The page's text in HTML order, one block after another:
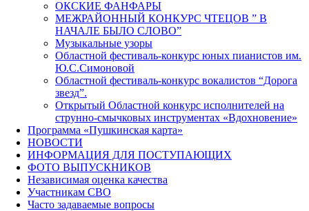
ОКСКИЕ ФАНФАРЫ
МЕЖРАЙОННЫЙ КОНКУРС ЧТЕЦОВ ” В
НАЧАЛЕ БЫЛО СЛОВО”
Музыкальные узоры
Областной фестиваль-конкурс юных пианистов им.
Ю.С.Симоновой
Областной фестиваль-конкурс вокалистов “Дорога
звезд”.
Открытый Областной конкурс исполнителей на
струнно-смычковых инструментах «Вдохновение»
Программа «Пушкинская карта»
НОВОСТИ
ИНФОРМАЦИЯ ДЛЯ ПОСТУПАЮЩИХ
ФОТО ВЫПУСКНИКОВ
Независимая оценка качества
Участникам СВО
Часто задаваемые вопросы